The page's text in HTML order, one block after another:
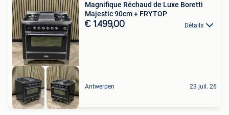
Magnifique Réchaud de Luxe Boretti
Majestic 90cm + FRYTOP
€ 1.499,00 Détails
Antwerpen 23 juil. 26